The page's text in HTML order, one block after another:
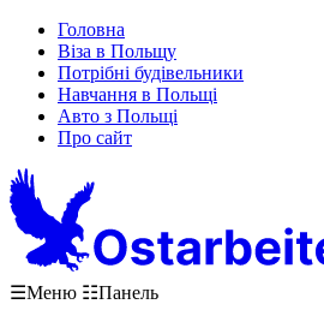
Головна
Віза в Польщу
Потрібні будівельники
Навчання в Польщі
Авто з Польщі
Про сайт
☰Меню ☷Панель